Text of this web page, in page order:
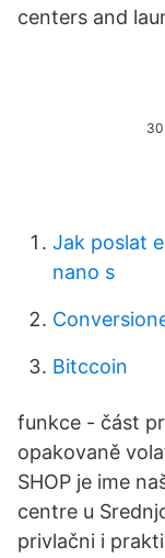
centers and
Jak poslat
nano s
Bitccoin
funkce - část
opakovaně
SHOP je ime
centre u
privlačni i